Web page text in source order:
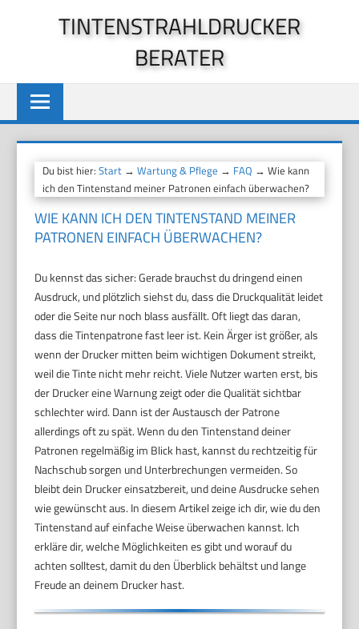
TINTENSTRAHLDRUCKER
BERATER
Du bist hier:Start →Wartung & Pflege → FAQ → Wie kann
ich den Tintenstand meiner Patronen einfach überwachen?
WIE KANN ICH DEN TINTENSTAND MEINER
PATRONEN EINFACH ÜBERWACHEN?
Du kennst das sicher: Gerade brauchst du dringend einen
Ausdruck, und plötzlich siehst du, dass die Druckqualität leidet
oder die Seite nur noch blass ausfällt. Oft liegt das daran,
dass die Tintenpatrone fast leer ist. Kein Ärger ist größer, als
wenn der Drucker mitten beim wichtigen Dokument streikt,
weil die Tinte nicht mehr reicht. Viele Nutzer warten erst, bis
der Drucker eine Warnung zeigt oder die Qualität sichtbar
schlechter wird. Dann ist der Austausch der Patrone
allerdings oft zu spät. Wenn du den Tintenstand deiner
Patronen regelmäßig im Blick hast, kannst du rechtzeitig für
Nachschub sorgen und Unterbrechungen vermeiden. So
bleibt dein Drucker einsatzbereit, und deine Ausdrucke sehen
wie gewünscht aus. In diesem Artikel zeige ich dir, wie du den
Tintenstand auf einfache Weise überwachen kannst. Ich
erkläre dir, welche Möglichkeiten es gibt und worauf du
achten solltest, damit du den Überblick behältst und lange
Freude an deinem Drucker hast.